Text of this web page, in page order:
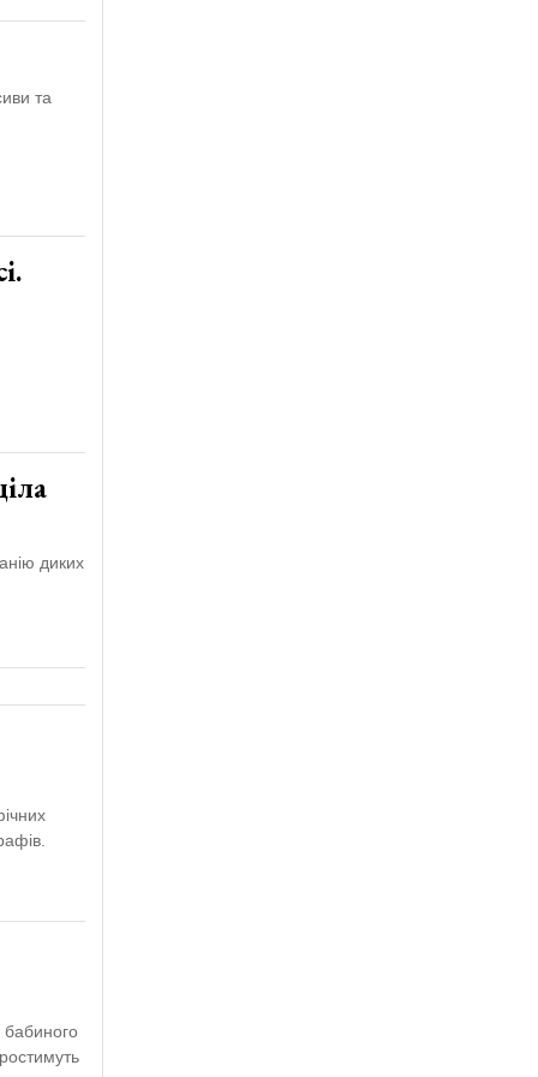
та
диких
бабиного